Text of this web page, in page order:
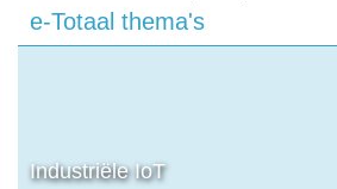
e-Totaal thema's
Industriële IoT